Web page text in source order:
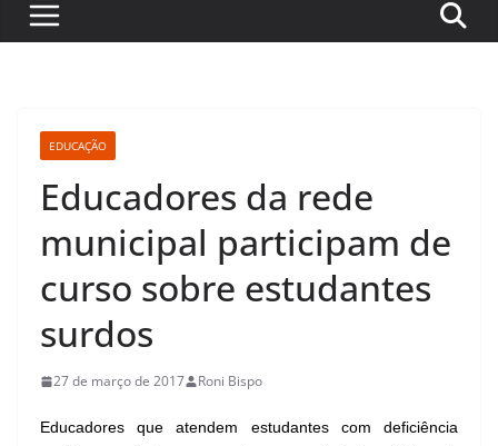
EDUCAÇÃO
Educadores da rede
municipal participam de
curso sobre estudantes
surdos
27 de março de 2017 Roni Bispo
Educadores que atendem estudantes com deficiência